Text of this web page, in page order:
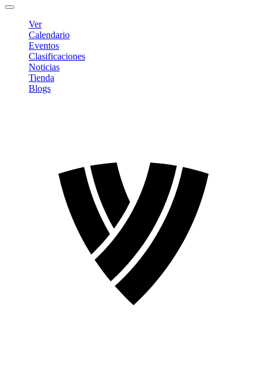
Ver
Calendario
Eventos
Clasificaciones
Noticias
Tienda
Blogs